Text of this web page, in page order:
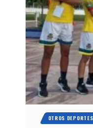
OTROS DEPORTES